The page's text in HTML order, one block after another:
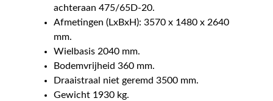
achteraan 475/65D-20.
Afmetingen (LxBxH): 3570 x 1480 x 2640
mm.
Wielbasis 2040 mm.
Bodemvrijheid 360 mm.
Draaistraal niet geremd 3500 mm.
Gewicht 1930 kg.